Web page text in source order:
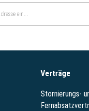
Verträge
Stornierungs-